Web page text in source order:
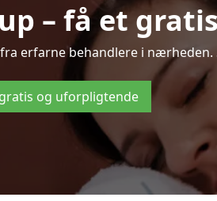
– få et
erfarne behandlere i
og uforpligtende